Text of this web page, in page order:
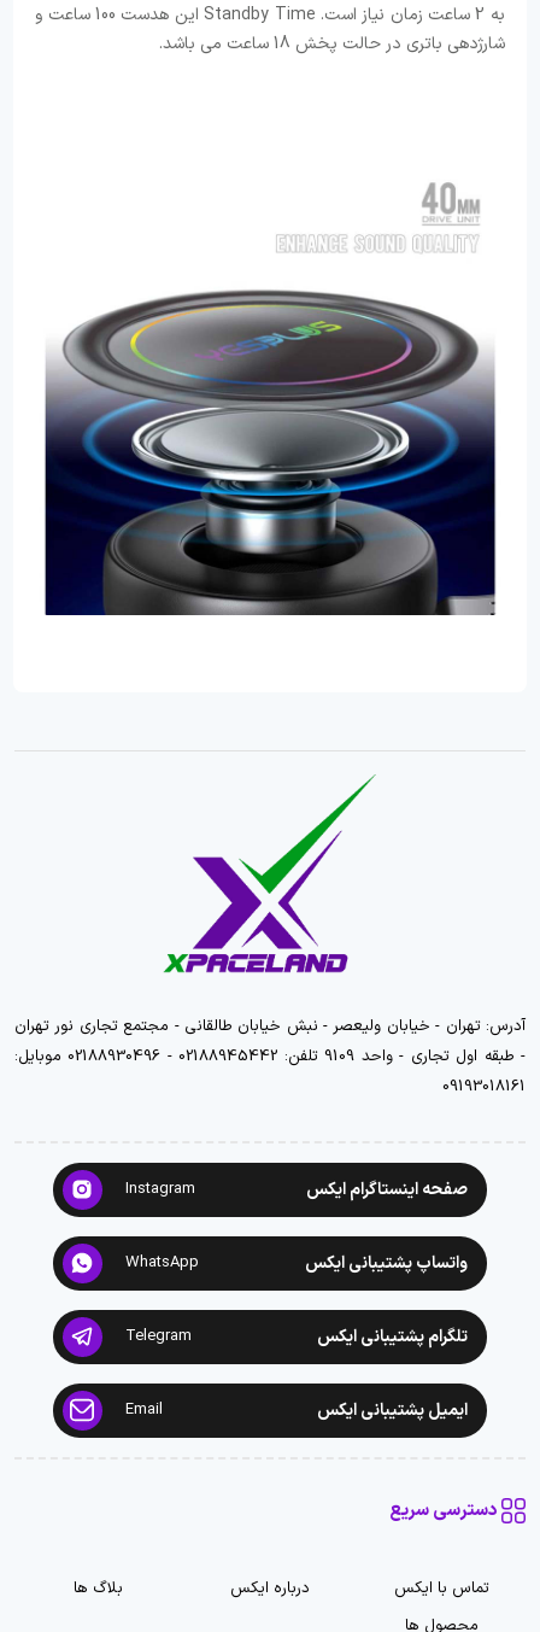
به 2 ساعت زمان نیاز است. Standby Time این هدست 100 ساعت و
شارژدهی باتری در حالت پخش 18 ساعت می باشد.
آدرس: تهران - خیابان ولیعصر - نبش خیابان طالقانی - مجتمع تجاری نور تهران
- طبقه اول تجاری - واحد 9109 تلفن: 02188945442 - 02188930496 موبایل:
09193018161
صفحه اینستاگرام ایکس Instagram
واتساپ پشتیبانی ایکس WhatsApp
تلگرام پشتیبانی ایکس Telegram
ایمیل پشتیبانی ایکس Email
دسترسی سریع
تماس با ایکس درباره ایکس
بلاگ ها
محصول ها